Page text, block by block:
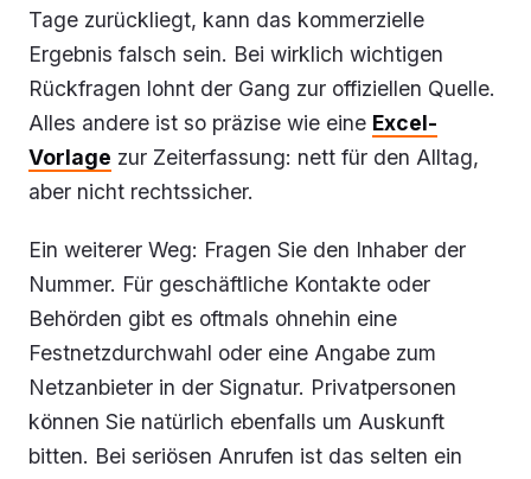
Tage zurückliegt, kann das kommerzielle
Ergebnis falsch sein. Bei wirklich wichtigen
Rückfragen lohnt der Gang zur offiziellen Quelle.
Alles andere ist so präzise wie eine Excel-
Vorlage zur Zeiterfassung: nett für den Alltag,
aber nicht rechtssicher.
Ein weiterer Weg: Fragen Sie den Inhaber der
Nummer. Für geschäftliche Kontakte oder
Behörden gibt es oftmals ohnehin eine
Festnetzdurchwahl oder eine Angabe zum
Netzanbieter in der Signatur. Privatpersonen
können Sie natürlich ebenfalls um Auskunft
bitten. Bei seriösen Anrufen ist das selten ein